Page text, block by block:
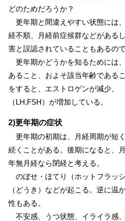
どのためだろうか？
更年期と間違えやすい状態には
経不順、月経前症候群などがある
害と誤認されていることもあるの
更年期かどうかを知るためには
あること、およそ該当年齢である
をすると、エストロゲンが減少、
（LH,FSH）が増加している。
2)更年期の症状
更年期の初期は、月経周期が短
続くことがある。後期になると、
年無月経なら閉経と考える。
のぼせ・ほてり（ホットフラッ
（どうき）などが起こる。逆に温
性もある。
不安感、うつ状態、イライラ感